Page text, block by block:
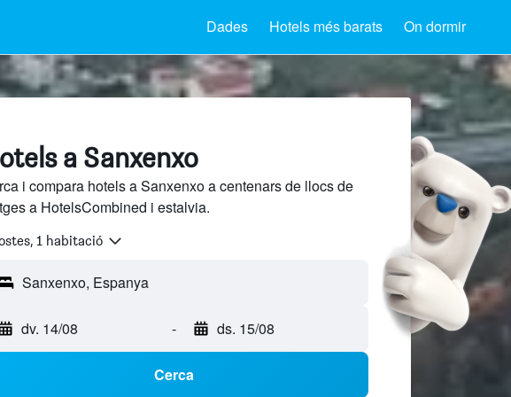
Dades Hotels més barats On dormir
a Sanxenxo
i compara hotels a Sanxenxo a centenars de llocs de
a HotelsCombined i estalvia.
1 habitació
dv. 14/08 - ds. 15/08
Cerca